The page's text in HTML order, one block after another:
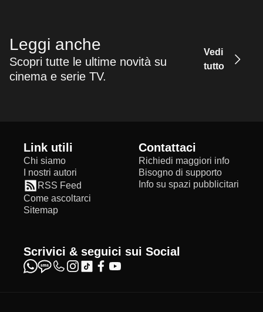
Leggi anche
Scopri tutte le ultime novità su
cinema e serie TV.
Vedi
tutto
Link utili
Chi siamo
I nostri autori
RSS Feed
Come ascoltarci
Sitemap
Contattaci
Richiedi maggiori info
Bisogno di supporto
Info su spazi pubblicitari
Scrivici & seguici sui Social